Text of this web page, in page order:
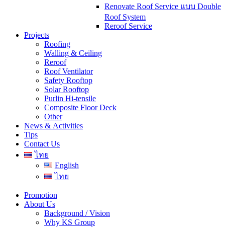
Renovate Roof Service แบบ Double
Roof System
Reroof Service
Projects
Roofing
Walling & Ceiling
Reroof
Roof Ventilator
Safety Rooftop
Solar Rooftop
Purlin Hi-tensile
Composite Floor Deck
Other
News & Activities
Tips
Contact Us
ไทย
English
ไทย
Promotion
About Us
Background / Vision
Why KS Group